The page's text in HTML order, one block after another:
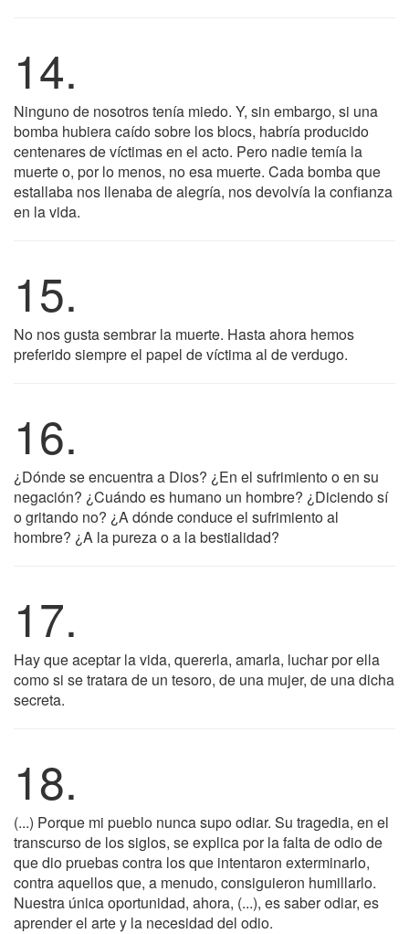
14.
Ninguno de nosotros tenía miedo. Y, sin embargo, si una
bomba hubiera caído sobre los blocs, habría producido
centenares de víctimas en el acto. Pero nadie temía la
muerte o, por lo menos, no esa muerte. Cada bomba que
estallaba nos llenaba de alegría, nos devolvía la confianza
en la vida.
15.
No nos gusta sembrar la muerte. Hasta ahora hemos
preferido siempre el papel de víctima al de verdugo.
16.
¿Dónde se encuentra a Dios? ¿En el sufrimiento o en su
negación? ¿Cuándo es humano un hombre? ¿Diciendo sí
o gritando no? ¿A dónde conduce el sufrimiento al
hombre? ¿A la pureza o a la bestialidad?
17.
Hay que aceptar la vida, quererla, amarla, luchar por ella
como si se tratara de un tesoro, de una mujer, de una dicha
secreta.
18.
(...) Porque mi pueblo nunca supo odiar. Su tragedia, en el
transcurso de los siglos, se explica por la falta de odio de
que dio pruebas contra los que intentaron exterminarlo,
contra aquellos que, a menudo, consiguieron humillarlo.
Nuestra única oportunidad, ahora, (...), es saber odiar, es
aprender el arte y la necesidad del odio.